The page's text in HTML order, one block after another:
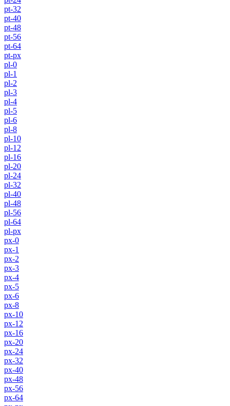
pt-32
pt-40
pt-48
pt-56
pt-64
pt-px
pl-0
pl-1
pl-2
pl-3
pl-4
pl-5
pl-6
pl-8
pl-10
pl-12
pl-16
pl-20
pl-24
pl-32
pl-40
pl-48
pl-56
pl-64
pl-px
px-0
px-1
px-2
px-3
px-4
px-5
px-6
px-8
px-10
px-12
px-16
px-20
px-24
px-32
px-40
px-48
px-56
px-64